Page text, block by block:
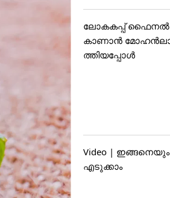
ലോകകപ്പ് ഫൈനൽ
കാണാൻ
ത്തിയപ്പോൾ
Video |
എടുക്കാം